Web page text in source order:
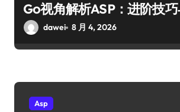
Go视角解析ASP：进阶技
dawei 8 月 4, 2026
Asp